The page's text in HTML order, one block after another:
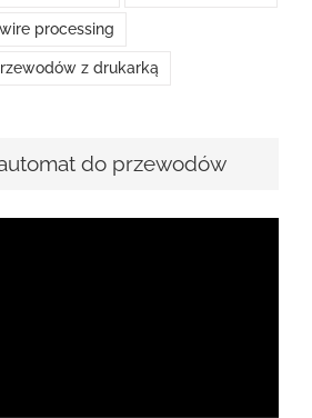
wire processing
z drukarką
do przewodów